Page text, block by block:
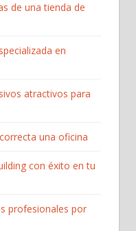
de una tienda de
en
atractivos para
una oficina
con éxito en tu
profesionales por